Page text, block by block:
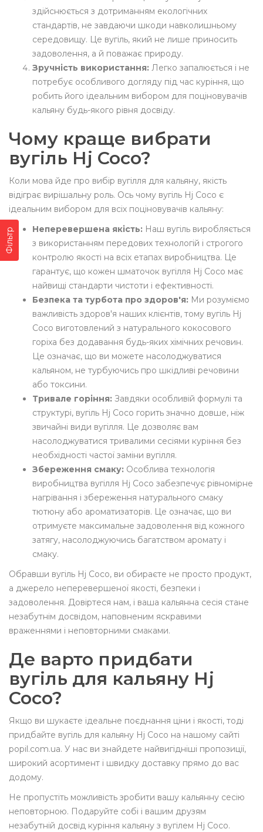
Фільтр
здійснюється з дотриманням екологічних
стандартів, не завдаючи шкоди навколишньому
середовищу. Це вугіль, який не лише приносить
задоволення, а й поважає природу.
Зручність використання: Легко запалюється і не
потребує особливого догляду під час куріння, що
робить його ідеальним вибором для поціновувачів
кальяну будь-якого рівня досвіду.
Чому краще вибрати
вугіль Hj Coco?
Коли мова йде про вибір вугілля для кальяну, якість
відіграє вирішальну роль. Ось чому вугіль Hj Coco є
ідеальним вибором для всіх поціновувачів кальяну:
Неперевершена якість: Наш вугіль виробляється
з використанням передових технологій і строгого
контролю якості на всіх етапах виробництва. Це
гарантує, що кожен шматочок вугілля Hj Coco має
найвищі стандарти чистоти і ефективності.
Безпека та турбота про здоров'я: Ми розуміємо
важливість здоров'я наших клієнтів, тому вугіль Hj
Coco виготовлений з натурального кокосового
горіха без додавання будь-яких хімічних речовин.
Це означає, що ви можете насолоджуватися
кальяном, не турбуючись про шкідливі речовини
або токсини.
Тривале горіння: Завдяки особливій формулі та
структурі, вугіль Hj Coco горить значно довше, ніж
звичайні види вугілля. Це дозволяє вам
насолоджуватися тривалими сесіями куріння без
необхідності частої заміни вугілля.
Збереження смаку: Особлива технологія
виробництва вугілля Hj Coco забезпечує рівномірне
нагрівання і збереження натурального смаку
тютюну або ароматизаторів. Це означає, що ви
отримуєте максимальне задоволення від кожного
затягу, насолоджуючись багатством аромату і
смаку.
Обравши вугіль Hj Coco, ви обираєте не просто продукт,
а джерело неперевершеної якості, безпеки і
задоволення. Довіртеся нам, і ваша кальянна сесія стане
незабутнім досвідом, наповненим яскравими
враженнями і неповторними смаками.
Де варто придбати
вугіль для кальяну Hj
Coco?
Якщо ви шукаєте ідеальне поєднання ціни і якості, тоді
придбайте вугіль для кальяну Hj Coco на нашому сайті
popil.com.ua. У нас ви знайдете найвигідніші пропозиції,
широкий асортимент і швидку доставку прямо до вас
додому.
Не пропустіть можливість зробити вашу кальянну сесію
неповторною. Подаруйте собі і вашим друзям
незабутній досвід куріння кальяну з вугілем Hj Coco.